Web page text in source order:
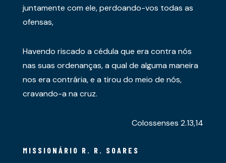
juntamente com ele, perdoando-vos todas as
ofensas,
Havendo riscado a cédula que era contra nós
nas suas ordenanças, a qual de alguma maneira
nos era contrária, e a tirou do meio de nós,
cravando-a na cruz.
Colossenses 2.13,14
MISSIONÁRIO R. R. SOARES